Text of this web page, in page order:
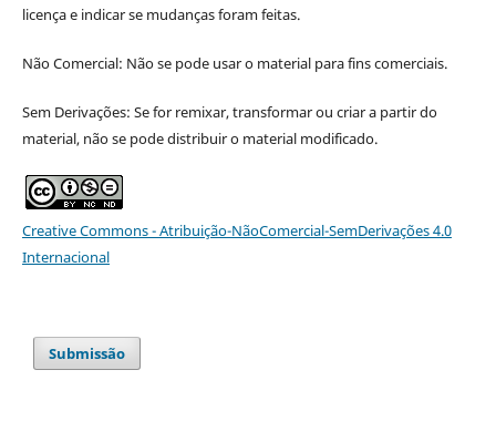
licença e indicar se mudanças foram feitas.
Não Comercial: Não se pode usar o material para fins comerciais.
Sem Derivações: Se for remixar, transformar ou criar a partir do
material, não se pode distribuir o material modificado.
Creative Commons - Atribuição-NãoComercial-SemDerivações 4.0
Internacional
Submissão